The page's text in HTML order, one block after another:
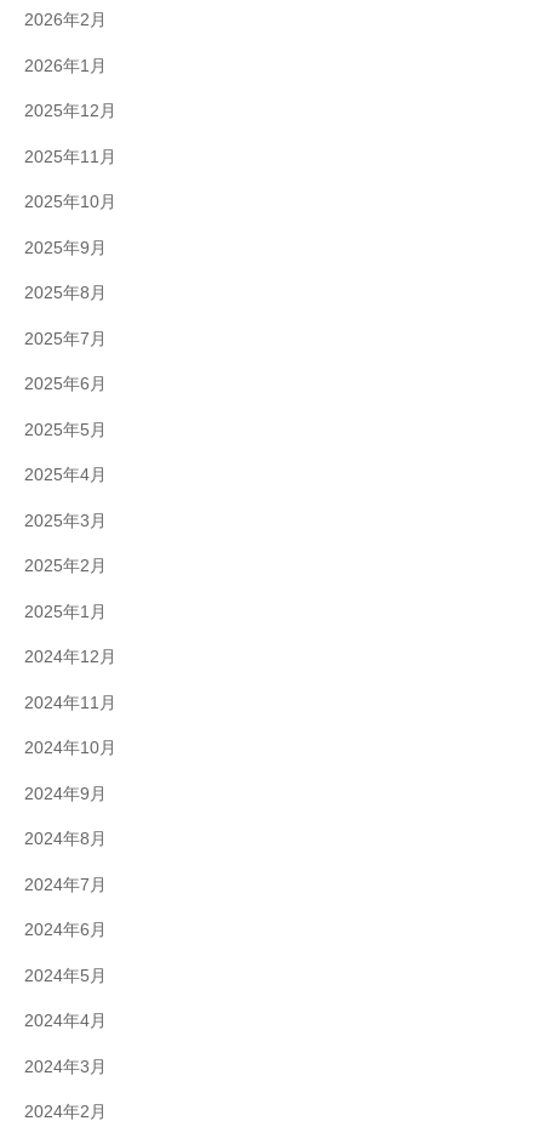
2026年2月
2026年1月
2025年12月
2025年11月
2025年10月
2025年9月
2025年8月
2025年7月
2025年6月
2025年5月
2025年4月
2025年3月
2025年2月
2025年1月
2024年12月
2024年11月
2024年10月
2024年9月
2024年8月
2024年7月
2024年6月
2024年5月
2024年4月
2024年3月
2024年2月